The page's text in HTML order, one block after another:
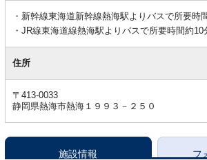
新幹線東海道新幹線熱海駅よりバスで所要時
JR線東海道線熱海駅よりバスで所要時間約10
住所
〒413-0033
静岡県熱海市熱海１９９３－２５０
施設情報
フ